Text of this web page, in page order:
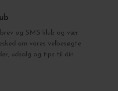
og SMS klub og vær
om vores velbesøgte
udsalg og tips til din